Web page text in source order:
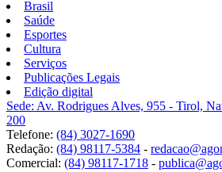
Brasil
Saúde
Esportes
Cultura
Serviços
Publicações Legais
Edição digital
Sede: Av. Rodrigues Alves, 955 - Tirol,
200
Telefone: (84) 3027-1690
Redação: (84) 98117-5384 -
Comercial: (84) 98117-1718 -